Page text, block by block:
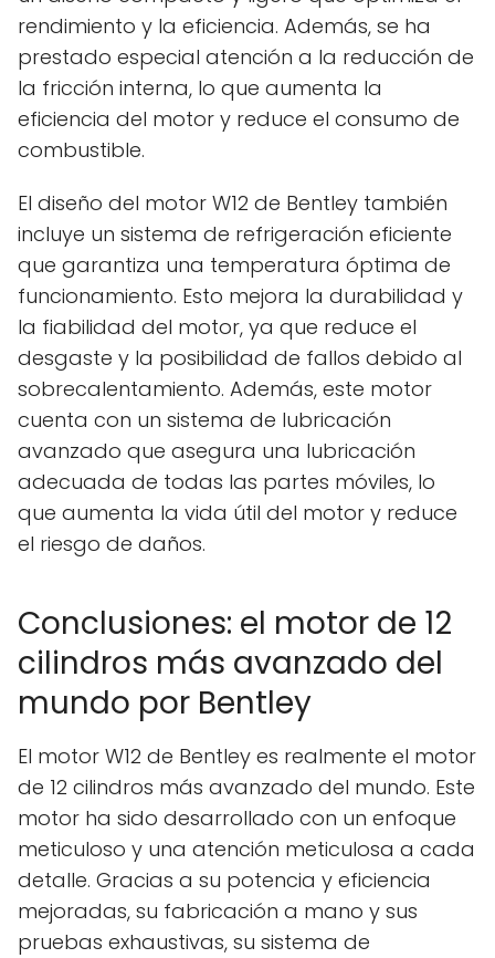
rendimiento y la eficiencia. Además, se ha
prestado especial atención a la reducción de
la fricción interna, lo que aumenta la
eficiencia del motor y reduce el consumo de
combustible.
El diseño del motor W12 de Bentley también
incluye un sistema de refrigeración eficiente
que garantiza una temperatura óptima de
funcionamiento. Esto mejora la durabilidad y
la fiabilidad del motor, ya que reduce el
desgaste y la posibilidad de fallos debido al
sobrecalentamiento. Además, este motor
cuenta con un sistema de lubricación
avanzado que asegura una lubricación
adecuada de todas las partes móviles, lo
que aumenta la vida útil del motor y reduce
el riesgo de daños.
Conclusiones: el motor de 12
cilindros más avanzado del
mundo por Bentley
El motor W12 de Bentley es realmente el motor
de 12 cilindros más avanzado del mundo. Este
motor ha sido desarrollado con un enfoque
meticuloso y una atención meticulosa a cada
detalle. Gracias a su potencia y eficiencia
mejoradas, su fabricación a mano y sus
pruebas exhaustivas, su sistema de